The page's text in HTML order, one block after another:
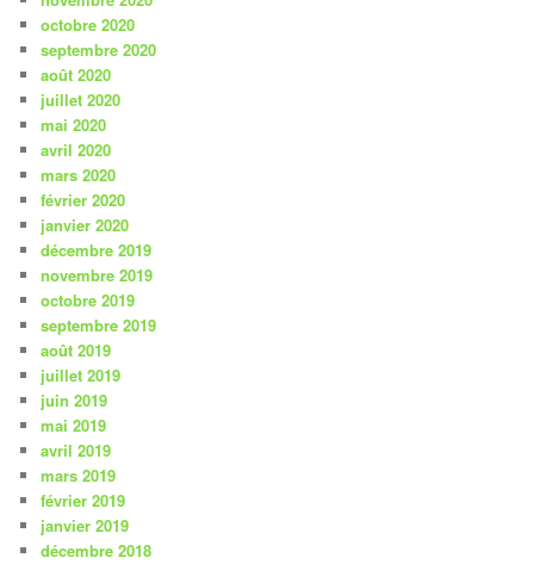
octobre 2020
septembre 2020
août 2020
juillet 2020
mai 2020
avril 2020
mars 2020
février 2020
janvier 2020
décembre 2019
novembre 2019
octobre 2019
septembre 2019
août 2019
juillet 2019
juin 2019
mai 2019
avril 2019
mars 2019
février 2019
janvier 2019
décembre 2018